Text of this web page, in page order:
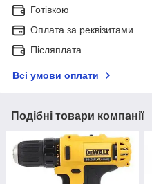
Готівкою
Оплата за реквізитами
Післяплата
Всі умови оплати
Подібні товари компанії